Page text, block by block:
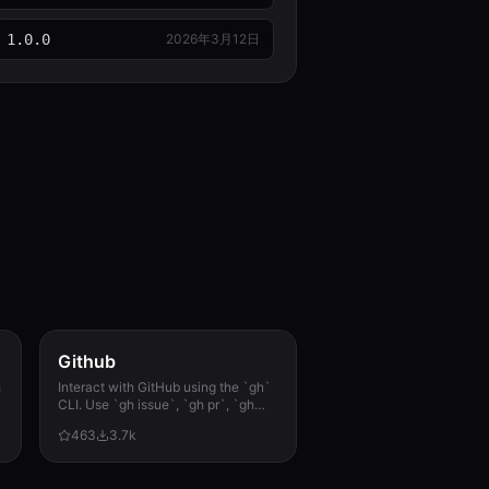
1.0.0 2026年3月12日
Github
Interact with GitHub using the `gh`
CLI. Use `gh issue`, `gh pr`, `gh
runs, and advanced queries.
463 3.7k